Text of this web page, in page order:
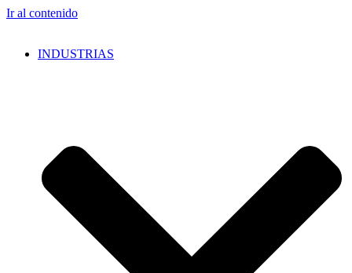
Ir al contenido
INDUSTRIAS